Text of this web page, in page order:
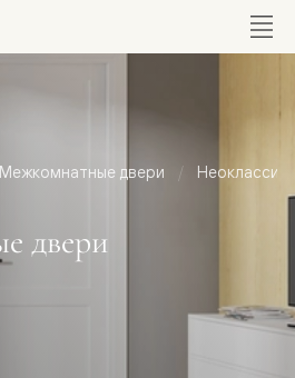
Межкомнатные двери Неоклассика
двери